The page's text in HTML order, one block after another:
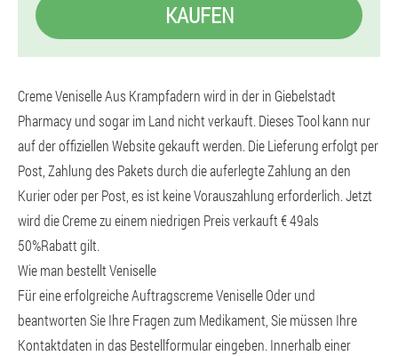
KAUFEN
Creme Veniselle Aus Krampfadern wird in der in Giebelstadt
Pharmacy und sogar im Land nicht verkauft. Dieses Tool kann nur
auf der offiziellen Website gekauft werden. Die Lieferung erfolgt per
Post, Zahlung des Pakets durch die auferlegte Zahlung an den
Kurier oder per Post, es ist keine Vorauszahlung erforderlich. Jetzt
wird die Creme zu einem niedrigen Preis verkauft € 49als
50%Rabatt gilt.
Wie man bestellt Veniselle
Für eine erfolgreiche Auftragscreme Veniselle Oder und
beantworten Sie Ihre Fragen zum Medikament, Sie müssen Ihre
Kontaktdaten in das Bestellformular eingeben. Innerhalb einer